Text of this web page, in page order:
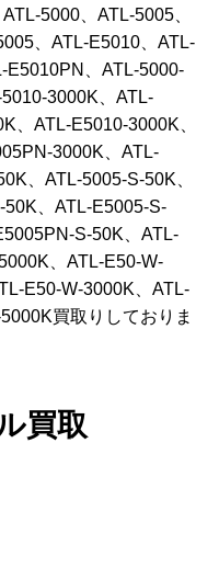
5000、ATL-5005、
、ATL-E5010、ATL-
E5010PN、ATL-5000-
3000K、ATL-
、ATL-E5010-3000K、
3000K、ATL-
、ATL-5005-S-50K、
、ATL-E5005-S-
S-50K、ATL-
、ATL-E50-W-
E50-W-3000K、ATL-
買取りしておりま
買取